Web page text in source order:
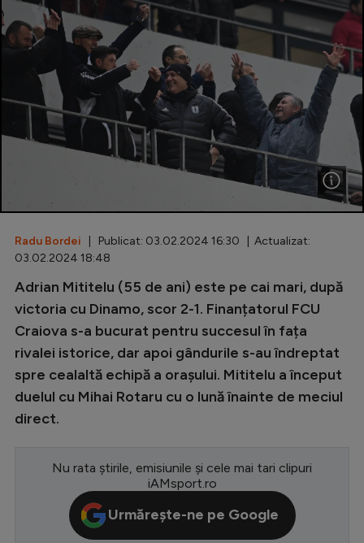
Cupa României
Echipa Națională
U21
Fotbal feminin
Special
Diverse
Champions League
Europa League
Conference League
CM 2026
Bundesliga
Radu Bordei | Publicat: 03.02.2024 16:30 | Actualizat:
03.02.2024 18:48
Adrian Mititelu (55 de ani) este pe cai mari, după
victoria cu Dinamo, scor 2-1. Finanțatorul FCU
Craiova s-a bucurat pentru succesul în fața
rivalei istorice, dar apoi gândurile s-au îndreptat
spre cealaltă echipă a orașului. Mititelu a început
duelul cu Mihai Rotaru cu o lună înainte de meciul
direct.
Nu rata știrile, emisiunile și cele mai tari clipuri
iAMsport.ro
Urmărește-ne pe Google